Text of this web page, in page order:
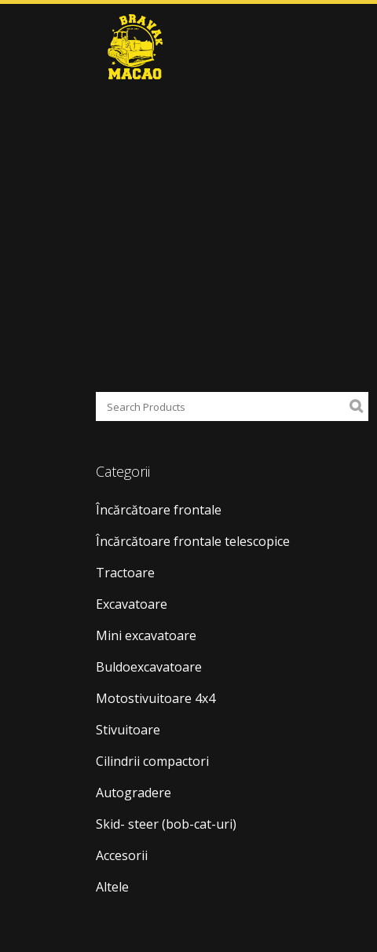
Categorii
Încărcătoare frontale
Încărcătoare frontale telescopice
Tractoare
Excavatoare
Mini excavatoare
Buldoexcavatoare
Motostivuitoare 4x4
Stivuitoare
Cilindrii compactori
Autogradere
Skid- steer (bob-cat-uri)
Accesorii
Altele